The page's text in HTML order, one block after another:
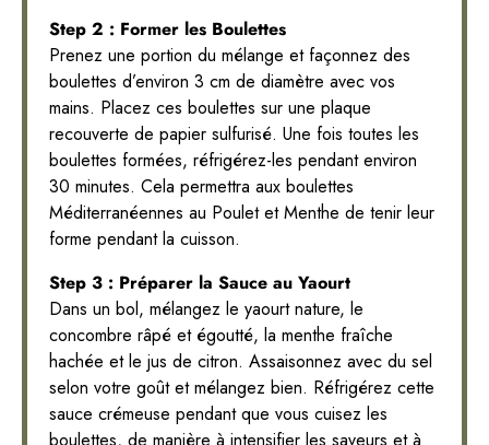
Step 2 : Former les Boulettes
Prenez une portion du mélange et façonnez des
boulettes d’environ 3 cm de diamètre avec vos
mains. Placez ces boulettes sur une plaque
recouverte de papier sulfurisé. Une fois toutes les
boulettes formées, réfrigérez-les pendant environ
30 minutes. Cela permettra aux boulettes
Méditerranéennes au Poulet et Menthe de tenir leur
forme pendant la cuisson.
Step 3 : Préparer la Sauce au Yaourt
Dans un bol, mélangez le yaourt nature, le
concombre râpé et égoutté, la menthe fraîche
hachée et le jus de citron. Assaisonnez avec du sel
selon votre goût et mélangez bien. Réfrigérez cette
sauce crémeuse pendant que vous cuisez les